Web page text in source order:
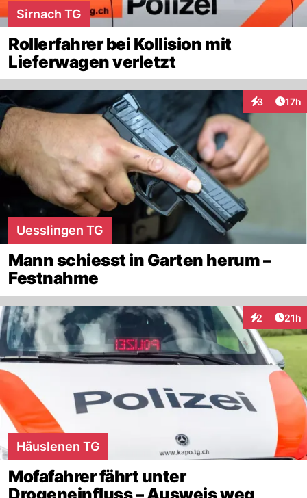
Sirnach TG
Rollerfahrer bei Kollision mit
Lieferwagen verletzt
3 17h
Uesslingen TG
Mann schiesst in Garten herum –
Festnahme
2
Interaktionen
21h
Häuslenen TG
Mofafahrer fährt unter